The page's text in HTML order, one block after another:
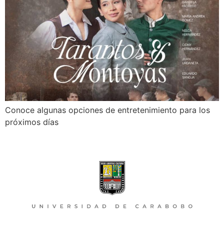
Conoce algunas opciones de entretenimiento para los
próximos días